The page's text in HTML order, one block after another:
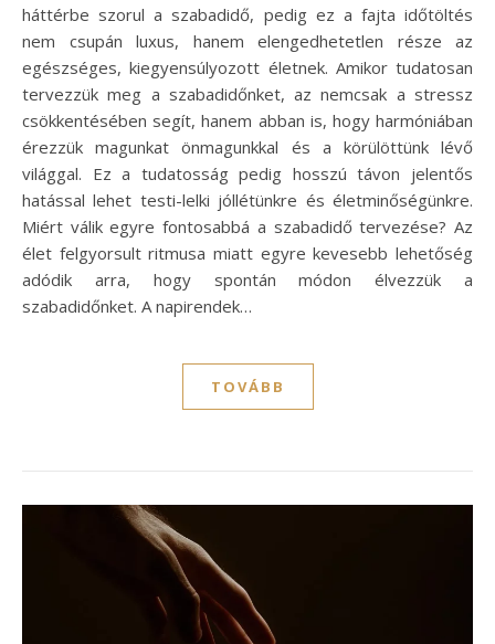
háttérbe szorul a szabadidő, pedig ez a fajta időtöltés
nem csupán luxus, hanem elengedhetetlen része az
egészséges, kiegyensúlyozott életnek. Amikor tudatosan
tervezzük meg a szabadidőnket, az nemcsak a stressz
csökkentésében segít, hanem abban is, hogy harmóniában
érezzük magunkat önmagunkkal és a körülöttünk lévő
világgal. Ez a tudatosság pedig hosszú távon jelentős
hatással lehet testi-lelki jóllétünkre és életminőségünkre.
Miért válik egyre fontosabbá a szabadidő tervezése? Az
élet felgyorsult ritmusa miatt egyre kevesebb lehetőség
adódik arra, hogy spontán módon élvezzük a
szabadidőnket. A napirendek…
TOVÁBB